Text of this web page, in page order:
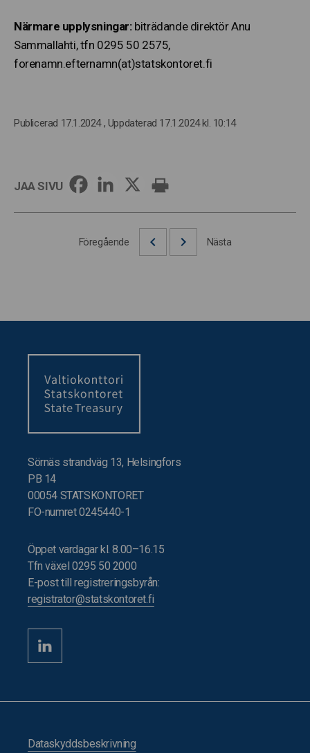
Närmare upplysningar: biträdande direktör Anu
Sammallahti, tfn 0295 50 2575,
forenamn.efternamn(at)statskontoret.fi
Publicerad 17.1.2024 , Uppdaterad 17.1.2024 kl. 10:14
JAA SIVU
Föregående Nästa
Sörnäs strandväg 13, Helsingfors
PB 14
00054 STATSKONTORET
FO-numret 0245440-1
Öppet vardagar kl. 8.00–16.15
Tfn växel 0295 50 2000
E-post till registreringsbyrån:
registrator@statskontoret.fi
Dataskyddsbeskrivning